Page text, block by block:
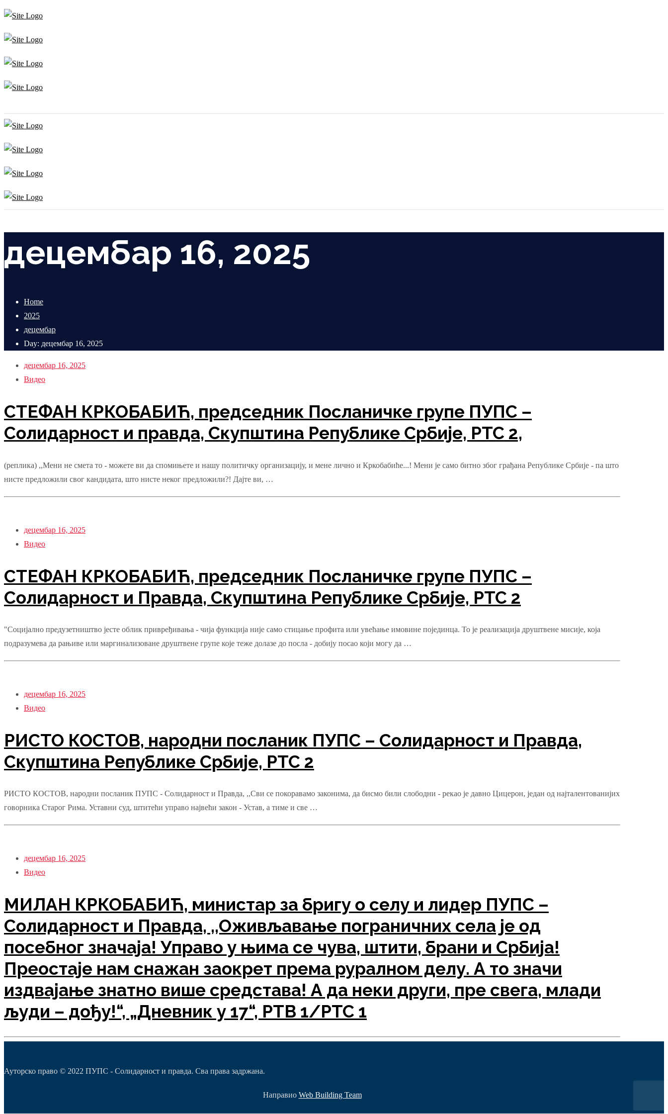
децембар 16, 2025
Home
2025
децембар
Day: децембар 16, 2025
децембар 16, 2025
Видео
СТЕФАН КРКОБАБИЋ, председник Посланичке групе ПУПС –
Солидарност и правда, Скупштина Републике Србије, РТС 2,
(реплика) ,,Мени не смета то - можете ви да спомињете и нашу политичку организацију, и мене лично и Кркобабиће...! Мени је само битно због грађана Републике Србије - па што
нисте предложили свог кандидата, што нисте неког предложили?! Дајте ви, …
децембар 16, 2025
Видео
СТЕФАН КРКОБАБИЋ, председник Посланичке групе ПУПС –
Солидарност и Правда, Скупштина Републике Србије, РТС 2
"Социјално предузетништво јесте облик привређивања - чија функција није само стицање профита или увећање имовине појединца. То је реализација друштвене мисије, која
подразумева да рањиве или маргинализоване друштвене групе које теже долазе до посла - добију посао који могу да …
децембар 16, 2025
Видео
РИСТО КОСТОВ, народни посланик ПУПС – Солидарност и Правда,
Скупштина Републике Србије, РТС 2
РИСТО КОСТОВ, народни посланик ПУПС - Солидарност и Правда, ,,Сви се покоравамо законима, да бисмо били слободни - рекао је давно Цицерон, један од најталентованијих
говорника Старог Рима. Уставни суд, штитећи управо највећи закон - Устав, а тиме и све …
децембар 16, 2025
Видео
МИЛАН КРКОБАБИЋ, министар за бригу о селу и лидер ПУПС –
Солидарност и Правда, ,,Оживљавање пограничних села је од
посебног значаја! Управо у њима се чува, штити, брани и Србија!
Преостаје нам снажан заокрет према руралном делу. А то значи
издвајање знатно више средстава! А да неки други, пре свега, млади
људи – дођу!“, „Дневник у 17“, РТВ 1/РТС 1
Ауторско право © 2022 ПУПС - Солидарност и правда. Сва права задржана.
Направио Web Building Team